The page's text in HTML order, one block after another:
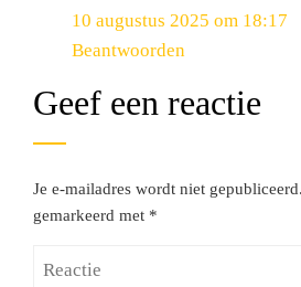
10 augustus 2025 om 18:17
Beantwoorden
Geef een reactie
Je e-mailadres wordt niet gepubliceerd.
gemarkeerd met *